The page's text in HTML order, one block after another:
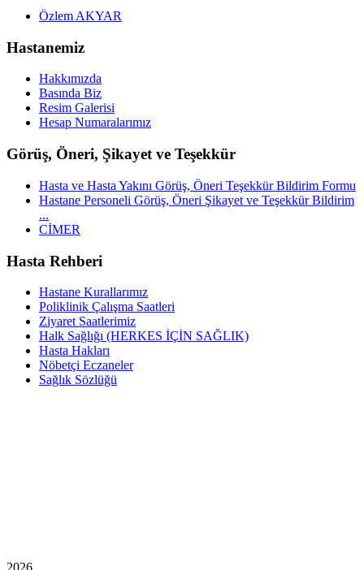
Özlem AKYAR
Hastanemiz
Hakkımızda
Basında Biz
Resim Galerisi
Hesap Numaralarımız
Görüş, Öneri, Şikayet ve Teşekkür
Hasta ve Hasta Yakını Görüş, Öneri Teşekkür Bildirim Formu
Hastane Personeli Görüş, Öneri Şikayet ve Teşekkür Bildirim
...
CİMER
Hasta Rehberi
Hastane Kurallarımız
Poliklinik Çalışma Saatleri
Ziyaret Saatlerimiz
Halk Sağlığı (HERKES İÇİN SAĞLIK)
Hasta Hakları
Nöbetçi Eczaneler
Sağlık Sözlüğü
2026